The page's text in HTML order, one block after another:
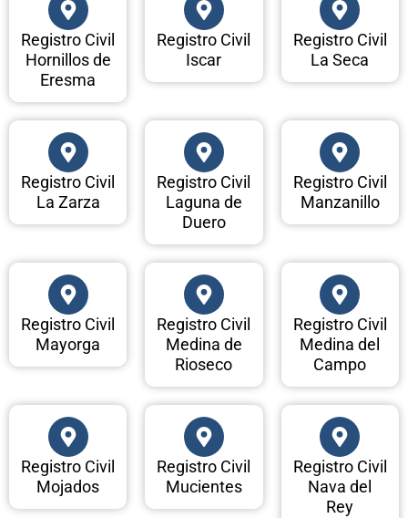
Registro Civil
Hornillos de
Eresma
Registro Civil
Iscar
Registro Civil
La Seca
Registro Civil
La Zarza
Registro Civil
Laguna de
Duero
Registro Civil
Manzanillo
Registro Civil
Mayorga
Registro Civil
Medina de
Rioseco
Registro Civil
Medina del
Campo
Registro Civil
Mojados
Registro Civil
Mucientes
Registro Civil
Nava del
Rey